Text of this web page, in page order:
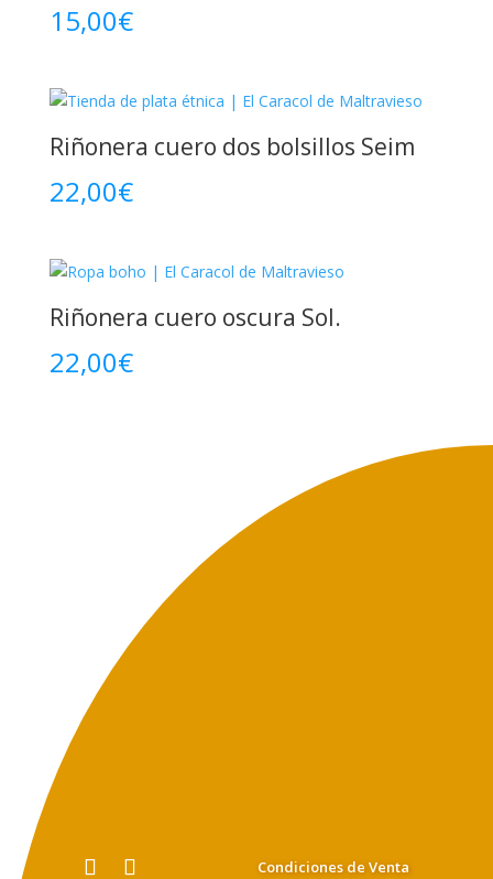
15,00€
Riñonera cuero dos bolsillos Seim
22,00€
Riñonera cuero oscura Sol.
22,00€
Condiciones de Venta